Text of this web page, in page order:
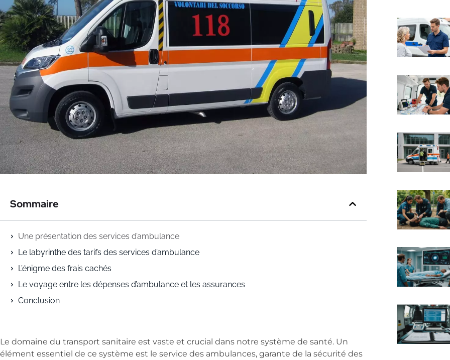
Sommaire
Une présentation des services d’ambulance
Le labyrinthe des tarifs des services d’ambulance
L’énigme des frais cachés
Le voyage entre les dépenses d’ambulance et les assurances
Conclusion
Le domaine du transport sanitaire est vaste et crucial dans notre système de santé. Un
élément essentiel de ce système est le service des ambulances, garante de la sécurité des